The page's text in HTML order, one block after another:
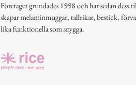
Företaget grundades 1998 och har sedan
skapar melaminmuggar, tallrikar, bestick,
lika funktionella som snygga.